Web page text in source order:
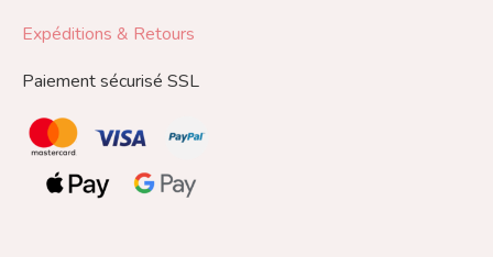
Expéditions & Retours
Paiement sécurisé SSL